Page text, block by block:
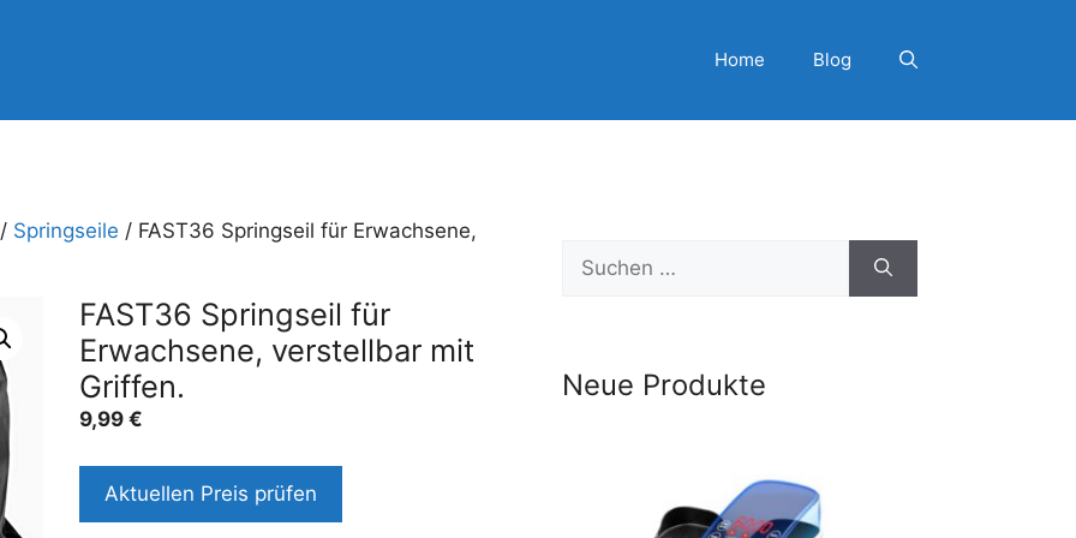
Home Blog
/ Springseile / FAST36 Springseil für Erwachsene,
FAST36 Springseil für
Erwachsene, verstellbar mit
Griffen.
9,99 €
Aktuellen Preis prüfen
Suchen
nach:
Neue Produkte